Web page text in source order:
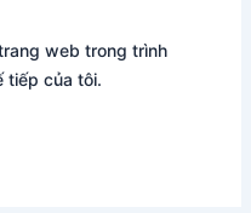
web trong trình
tiếp của tôi.